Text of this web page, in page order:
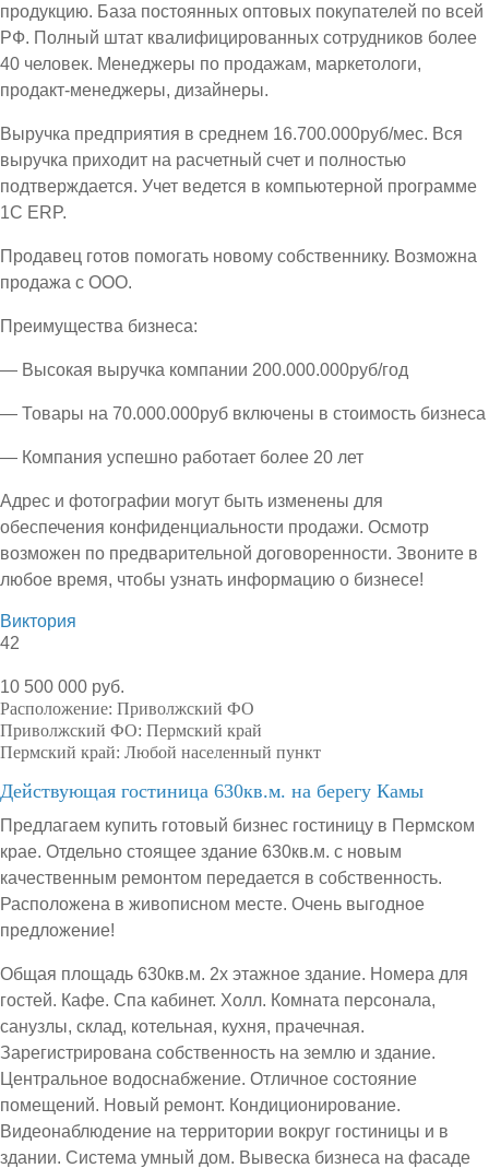
продукцию. База постоянных оптовых покупателей по всей
РФ. Полный штат квалифицированных сотрудников более
40 человек. Менеджеры по продажам, маркетологи,
продакт-менеджеры, дизайнеры.
Выручка предприятия в среднем 16.700.000руб/мес. Вся
выручка приходит на расчетный счет и полностью
подтверждается. Учет ведется в компьютерной программе
1С ЕRP.
Продавец готов помогать новому собственнику. Возможна
продажа с ООО.
Преимущества бизнеса:
— Высокая выручка компании 200.000.000руб/год
— Товары на 70.000.000руб включены в стоимость бизнеса
— Компания успешно работает более 20 лет
Адрес и фотографии могут быть изменены для
обеспечения конфиденциальности продажи. Осмотр
возможен по предварительной договоренности. Звоните в
любое время, чтобы узнать информацию о бизнесе!
Виктория
42
10 500 000 руб.
Расположение: Приволжский ФО
Приволжский ФО: Пермский край
Пермский край: Любой населенный пункт
Действующая гостиница 630кв.м. на берегу Камы
Предлагаем купить готовый бизнес гостиницу в Пермском
крае. Отдельно стоящее здание 630кв.м. с новым
качественным ремонтом передается в собственность.
Расположена в живописном месте. Очень выгодное
предложение!
Общая площадь 630кв.м. 2х этажное здание. Номера для
гостей. Кафе. Спа кабинет. Холл. Комната персонала,
санузлы, склад, котельная, кухня, прачечная.
Зарегистрирована собственность на землю и здание.
Центральное водоснабжение. Отличное состояние
помещений. Новый ремонт. Кондиционирование.
Видеонаблюдение на территории вокруг гостиницы и в
здании. Система умный дом. Вывеска бизнеса на фасаде